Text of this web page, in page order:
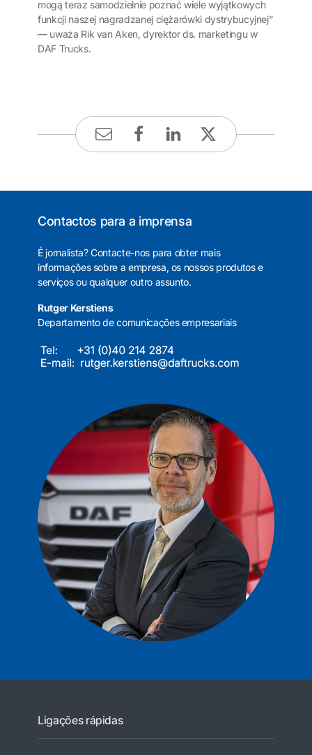
mogą teraz samodzielnie poznać wiele wyjątkowych
funkcji naszej nagradzanej ciężarówki dystrybucyjnej”
— uważa Rik van Aken, dyrektor ds. marketingu w
DAF Trucks.
Contactos para a imprensa
É jornalista? Contacte-nos para obter mais
informações sobre a empresa, os nossos produtos e
serviços ou qualquer outro assunto.
Rutger Kerstiens
Departamento de comunicações empresariais
Ligações rápidas